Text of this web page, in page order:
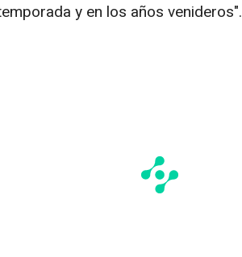
y en los años venideros".